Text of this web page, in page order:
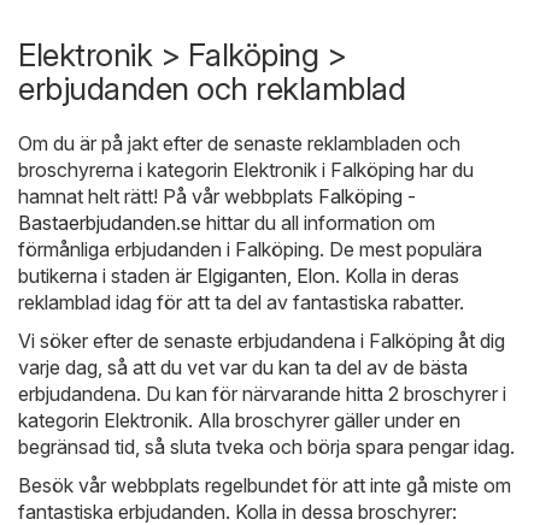
Elektronik > Falköping >
erbjudanden och reklamblad
Om du är på jakt efter de senaste reklambladen och
broschyrerna i kategorin Elektronik i Falköping har du
hamnat helt rätt! På vår webbplats Falköping -
Bastaerbjudanden.se hittar du all information om
förmånliga erbjudanden i Falköping. De mest populära
butikerna i staden är Elgiganten Elon. Kolla in deras
reklamblad idag för att ta del av fantastiska rabatter.
Vi söker efter de senaste erbjudandena i Falköping åt dig
varje dag, så att du vet var du kan ta del av de bästa
erbjudandena. Du kan för närvarande hitta 2 broschyrer i
kategorin Elektronik. Alla broschyrer gäller under en
begränsad tid, så sluta tveka och börja spara pengar idag.
Besök vår webbplats regelbundet för att inte gå miste om
fantastiska erbjudanden. Kolla in dessa broschyrer: